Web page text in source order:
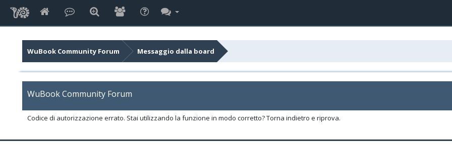
WuBook Community Forum Messaggio dalla board
WuBook Community Forum
Codice di autorizzazione errato. Stai utilizzando la funzione in modo corretto? Torna indietro e riprova.